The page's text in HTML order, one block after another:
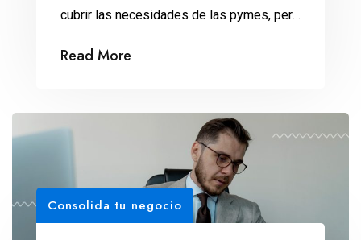
cubrir las necesidades de las pymes, pero
distintas.
Read More
Consolida tu negocio